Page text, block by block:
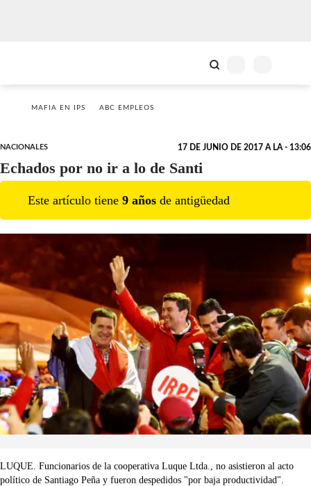
MAFIA EN IPS ABC EMPLEOS
NACIONALES 17 DE JUNIO DE 2017 A LA - 13:06
Echados por no ir a lo de Santi
Este artículo tiene 9 años de antigüedad
LUQUE. Funcionarios de la cooperativa Luque Ltda., no asistieron al acto
político de Santiago Peña y fueron despedidos "por baja productividad".